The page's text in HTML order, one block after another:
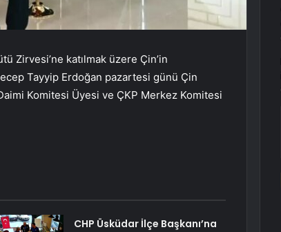
Zirvesi’ne katılmak üzere Çin’in
Tayyip Erdoğan pazartesi günü Çin
Komitesi Üyesi ve ÇKP Merkez Komitesi
CHP Üsküdar İlçe Başkanı’na